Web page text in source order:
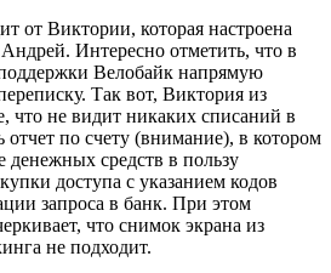
от Виктории, которая настроена
Интересно отметить, что в
Велобайк напрямую
Так вот, Виктория из
что не видит никаких списаний в
отчет по счету (внимание), в котором
денежных средств в пользу
доступа с указанием кодов
запроса в банк. При этом
что снимок экрана из
не подходит.